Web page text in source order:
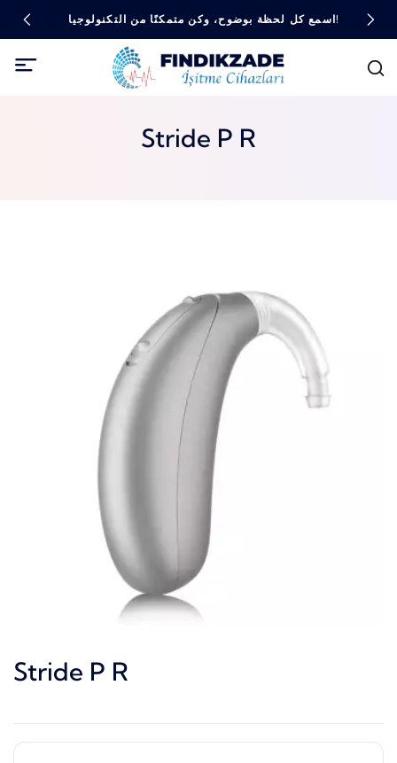
اسمع كل لحظة بوضوح، وكن متمكنًا من التكنولوجيا!
Stride P R
Stride P R